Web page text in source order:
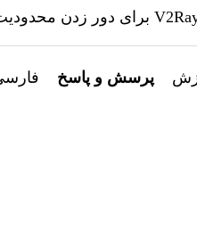
پرسش و پاسخ